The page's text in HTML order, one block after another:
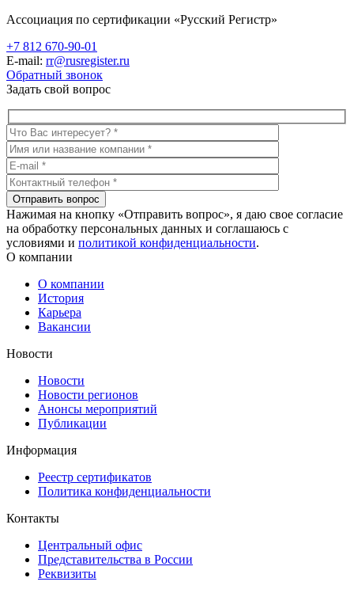
Ассоциация по сертификации «Русский Регистр»
+7 812 670-90-01
E-mail: rr@rusregister.ru
Обратный звонок
Задать свой вопрос
Нажимая на кнопку «Отправить вопрос», я даю свое согласие
на обработку персональных данных и соглашаюсь с
условиями и политикой конфиденциальности.
О компании
О компании
История
Карьера
Вакансии
Новости
Новости
Новости регионов
Анонсы мероприятий
Публикации
Информация
Реестр сертификатов
Политика конфиденциальности
Контакты
Центральный офис
Представительства в России
Реквизиты